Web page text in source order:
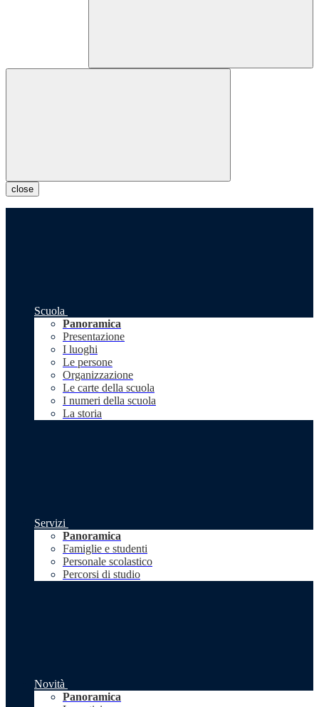
close
Scuola
Panoramica
Presentazione
I luoghi
Le persone
Organizzazione
Le carte della scuola
I numeri della scuola
La storia
Servizi
Panoramica
Famiglie e studenti
Personale scolastico
Percorsi di studio
Novità
Panoramica